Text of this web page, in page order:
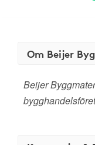
Om Beijer
Beijer